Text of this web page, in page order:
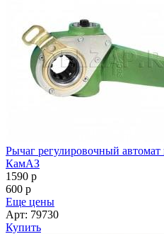
Рычаг регулировочный
КамАЗ
1590 p
600 p
Еще цены
Арт: 79730
Купить